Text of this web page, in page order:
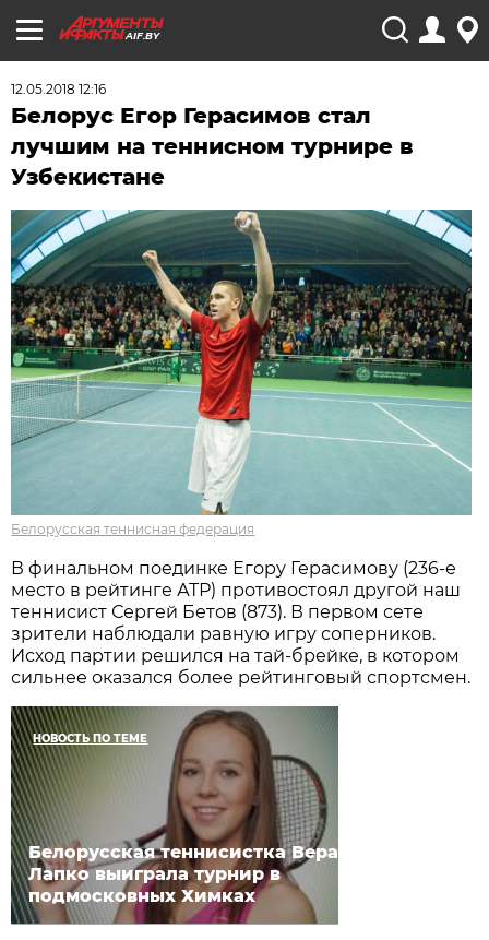
AIF.BY
12.05.2018 12:16
Белорус Егор Герасимов стал
лучшим на теннисном турнире в
Узбекистане
Белорусская теннисная федерация
В финальном поединке Егору Герасимову (236-е
место в рейтинге АТР) противостоял другой наш
теннисист Сергей Бетов (873). В первом сете
зрители наблюдали равную игру соперников.
Исход партии решился на тай-брейке, в котором
сильнее оказался более рейтинговый спортсмен.
НОВОСТЬ ПО ТЕМЕ
Белорусская теннисистка Вера
Лапко выиграла турнир в
подмосковных Химках